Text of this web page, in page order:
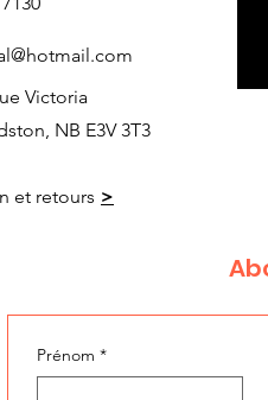
et retours >
Victoria
NB E3V 3T3
Prénom *